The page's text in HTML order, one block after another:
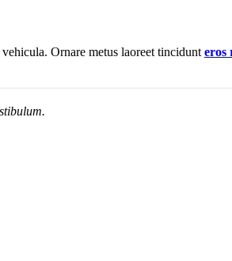
Ornare metus laoreet tincidunt eros